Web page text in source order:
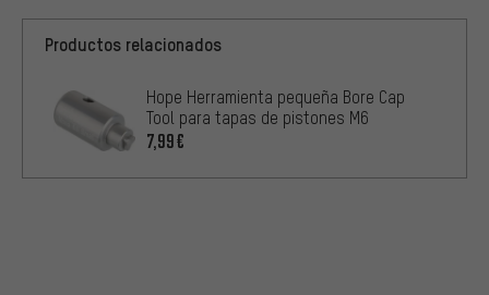
Productos relacionados
Hope Herramienta pequeña Bore Cap
Tool para tapas de pistones M6
7,99€